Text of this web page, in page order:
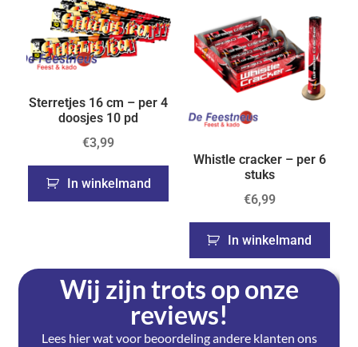
Sterretjes 16 cm – per 4
doosjes 10 pd
€3,99
In winkelmand
Whistle cracker – per 6
stuks
€6,99
In winkelmand
Wij zijn trots op onze
reviews!
Lees hier wat voor beoordeling andere klanten ons